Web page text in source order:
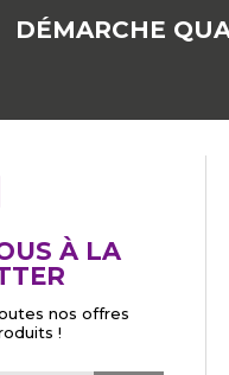
DÉMARCHE
À LA
nos offres
!